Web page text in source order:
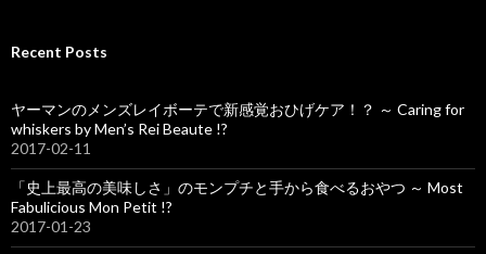
c
o
r
:
Recent Posts
ヤーマンのメンズレイボーテで新感覚おひげケア！？ ～ Caring for
whiskers by Men’s Rei Beaute !?
2017-02-11
「史上最高の美味しさ」のモンプチと手から食べるおやつ ～ Most
Fabulicious Mon Petit !?
2017-01-23